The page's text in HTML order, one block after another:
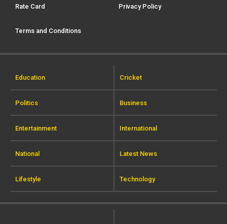
Rate Card Privacy Policy
Terms and Conditions
Education Cricket
Politics Business
Entertainment International
National Latest News
Lifestyle Technology